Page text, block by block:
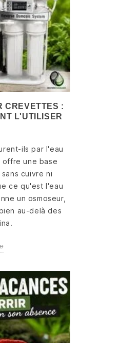
MÉTHODE
VOTRE
Aimé
d’un
planté est
cruciale en
Mauvais
explosion
suite
CREVETTES :
L'UTILISER
ils par l'eau
offre une base
cuivre ni
ce qu'est l'eau
un osmoseur,
au-delà des